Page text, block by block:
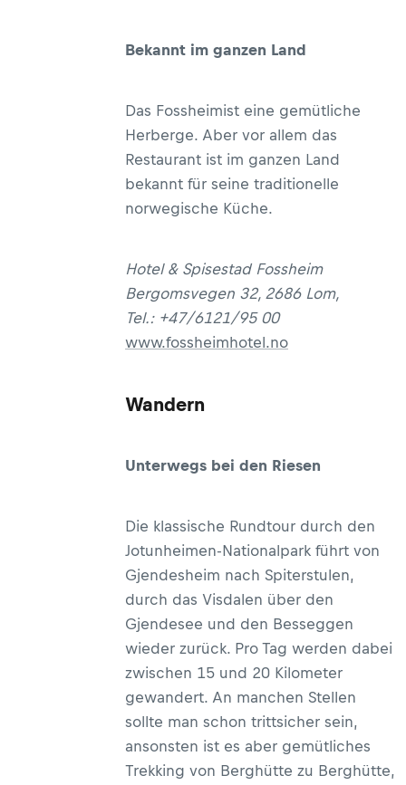
Bekannt im ganzen Land
Das Fossheimist eine gemütliche
Herberge. Aber vor allem das
Restaurant ist im ganzen Land
bekannt für seine traditionelle
norwegische Küche.
Hotel & Spisestad Fossheim
Bergomsvegen 32, 2686 Lom,
Tel.: +47/6121/95 00
www.fossheimhotel.no
Wandern
Unterwegs bei den Riesen
Die klassische Rundtour durch den
Jotunheimen-Nationalpark führt von
Gjendesheim nach Spiterstulen,
durch das Visdalen über den
Gjendesee und den Besseggen
wieder zurück. Pro Tag werden dabei
zwischen 15 und 20 Kilometer
gewandert. An manchen Stellen
sollte man schon trittsicher sein,
ansonsten ist es aber gemütliches
Trekking von Berghütte zu Berghütte,